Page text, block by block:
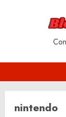
nintendo